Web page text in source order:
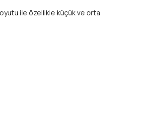
ile özellikle küçük ve orta